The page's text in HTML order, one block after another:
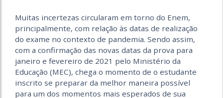
Muitas incertezas circularam em torno do Enem,
principalmente, com relação às datas de realização
do exame no contexto de pandemia. Sendo assim,
com a confirmação das novas datas da prova para
janeiro e fevereiro de 2021 pelo Ministério da
Educação (MEC), chega o momento de o estudante
inscrito se preparar da melhor maneira possível
para um dos momentos mais esperados de sua